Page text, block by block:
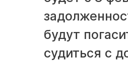
будут
судиться с